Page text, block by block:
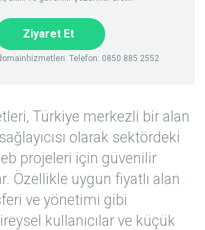
Ziyaret Et
Telefon: 0850 885 2552
Türkiye merkezli bir alan
olarak sektördeki
projeleri için güvenilir
Özellikle uygun fiyatlı alan
ve yönetimi gibi
kullanıcılar ve küçük